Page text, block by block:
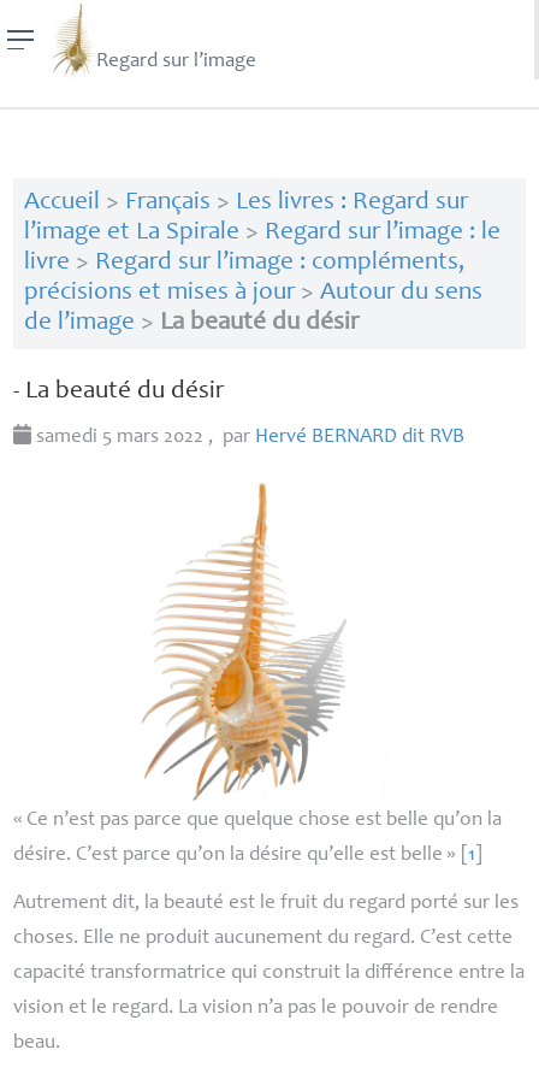
Regard sur l’image
Accueil > Français > Les livres : Regard sur
l’image et La Spirale > Regard sur l’image : le
livre > Regard sur l’image : compléments,
précisions et mises à jour> Autour du sens
de l’image > La beauté du désir
- La beauté du désir
samedi 5 mars 2022 , par Hervé BERNARD dit RVB
« Ce n’est pas parce que quelque chose est belle qu’on la
désire. C’est parce qu’on la désire qu’elle est belle » [1
Autrement dit, la beauté est le fruit du regard porté sur les
choses. Elle ne produit aucunement du regard. C’est cette
capacité transformatrice qui construit la différence entre la
vision et le regard. La vision n’a pas le pouvoir de rendre
beau.